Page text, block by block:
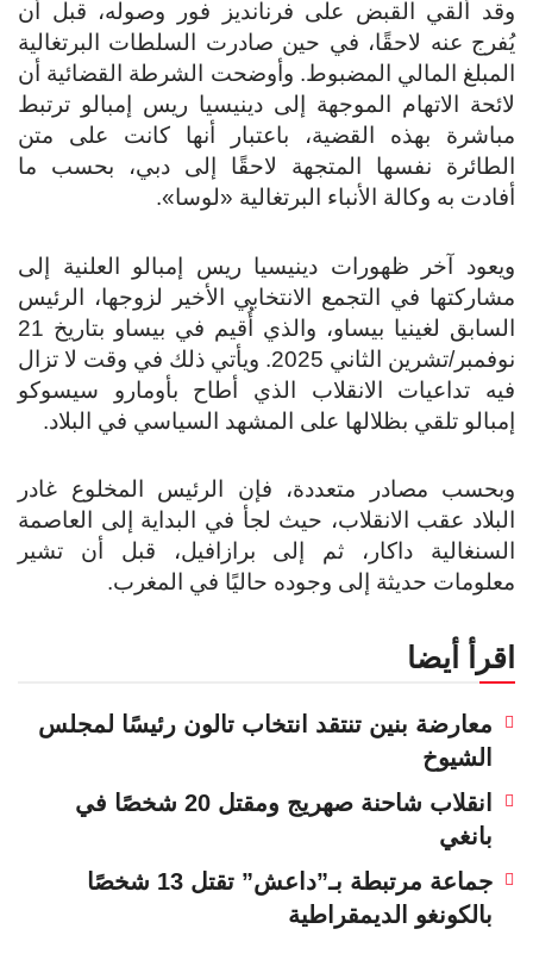
وقد أُلقي القبض على فرنانديز فور وصوله، قبل أن
يُفرج عنه لاحقًا، في حين صادرت السلطات البرتغالية
المبلغ المالي المضبوط. وأوضحت الشرطة القضائية أن
لائحة الاتهام الموجهة إلى دينيسيا ريس إمبالو ترتبط
مباشرة بهذه القضية، باعتبار أنها كانت على متن
الطائرة نفسها المتجهة لاحقًا إلى دبي، بحسب ما
أفادت به وكالة الأنباء البرتغالية «لوسا».
ويعود آخر ظهورات دينيسيا ريس إمبالو العلنية إلى
مشاركتها في التجمع الانتخابي الأخير لزوجها، الرئيس
السابق لغينيا بيساو، والذي أُقيم في بيساو بتاريخ 21
نوفمبر/تشرين الثاني 2025. ويأتي ذلك في وقت لا تزال
فيه تداعيات الانقلاب الذي أطاح بأومارو سيسوكو
إمبالو تلقي بظلالها على المشهد السياسي في البلاد.
وبحسب مصادر متعددة، فإن الرئيس المخلوع غادر
البلاد عقب الانقلاب، حيث لجأ في البداية إلى العاصمة
السنغالية داكار، ثم إلى برازافيل، قبل أن تشير
معلومات حديثة إلى وجوده حاليًا في المغرب.
اقرأ أيضا
معارضة بنين تنتقد انتخاب تالون رئيسًا لمجلس
الشيوخ
انقلاب شاحنة صهريج ومقتل 20 شخصًا في
بانغي
جماعة مرتبطة بـ”داعش” تقتل 13 شخصًا
بالكونغو الديمقراطية